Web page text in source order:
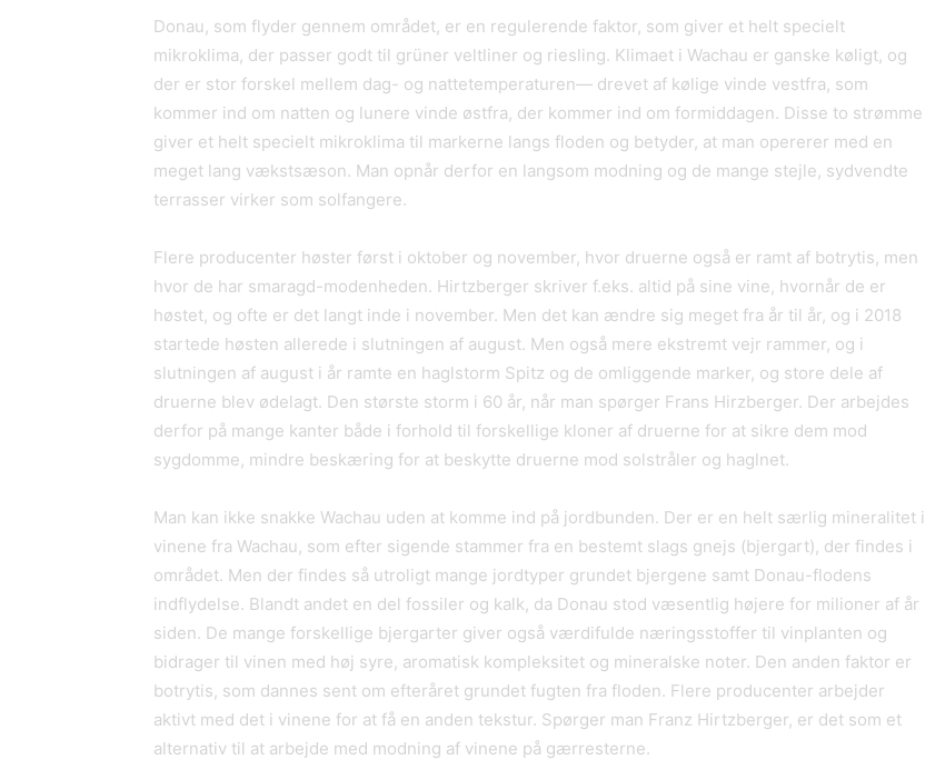
Donau, som flyder gennem området, er en regulerende faktor, som giver et helt specielt
mikroklima, der passer godt til grüner veltliner og riesling. Klimaet i Wachau er ganske køligt, og
der er stor forskel mellem dag- og nattetemperaturen— drevet af kølige vinde vestfra, som
kommer ind om natten og lunere vinde østfra, der kommer ind om formiddagen. Disse to strømme
giver et helt specielt mikroklima til markerne langs floden og betyder, at man opererer med en
meget lang vækstsæson. Man opnår derfor en langsom modning og de mange stejle, sydvendte
terrasser virker som solfangere.
Flere producenter høster først i oktober og november, hvor druerne også er ramt af botrytis, men
hvor de har smaragd-modenheden. Hirtzberger skriver f.eks. altid på sine vine, hvornår de er
høstet, og ofte er det langt inde i november. Men det kan ændre sig meget fra år til år, og i 2018
startede høsten allerede i slutningen af august. Men også mere ekstremt vejr rammer, og i
slutningen af august i år ramte en haglstorm Spitz og de omliggende marker, og store dele af
druerne blev ødelagt. Den største storm i 60 år, når man spørger Frans Hirzberger. Der arbejdes
derfor på mange kanter både i forhold til forskellige kloner af druerne for at sikre dem mod
sygdomme, mindre beskæring for at beskytte druerne mod solstråler og haglnet.
Man kan ikke snakke Wachau uden at komme ind på jordbunden. Der er en helt særlig mineralitet i
vinene fra Wachau, som efter sigende stammer fra en bestemt slags gnejs (bjergart), der findes i
området. Men der findes så utroligt mange jordtyper grundet bjergene samt Donau-flodens
indflydelse. Blandt andet en del fossiler og kalk, da Donau stod væsentlig højere for milioner af år
siden. De mange forskellige bjergarter giver også værdifulde næringsstoffer til vinplanten og
bidrager til vinen med høj syre, aromatisk kompleksitet og mineralske noter. Den anden faktor er
botrytis, som dannes sent om efteråret grundet fugten fra floden. Flere producenter arbejder
aktivt med det i vinene for at få en anden tekstur. Spørger man Franz Hirtzberger, er det som et
alternativ til at arbejde med modning af vinene på gærresterne.